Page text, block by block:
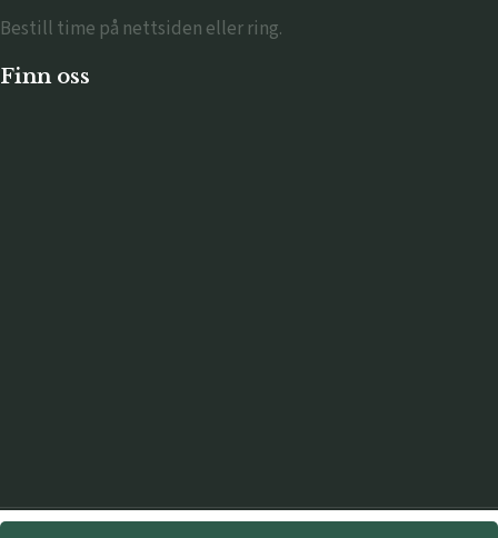
Bestill time på nettsiden eller ring.
Finn oss